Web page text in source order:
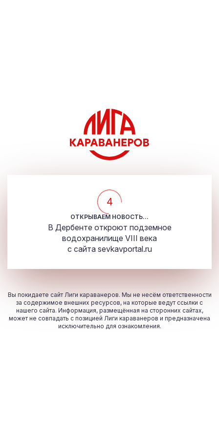
4
ОТКРЫВАЕМ НОВОСТЬ...
В Дербенте откроют подземное
водохранилище VIII века
с сайта sevkavportal.ru
Вы покидаете сайт Лиги караванеров. Мы не несём ответственности
за содержимое внешних ресурсов, на которые ведут ссылки с
нашего сайта. Информация, размещённая на сторонних сайтах,
может не совпадать с позицией Лиги караванеров и предназначена
исключительно для ознакомления.